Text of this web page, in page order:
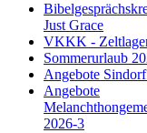
Just Grace
VKKK -
Sommerurlaub
Angebote
Angebote
2026-3